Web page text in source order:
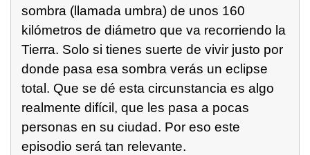
sombra (llamada umbra) de unos 160
kilómetros de diámetro que va recorriendo la
Tierra. Solo si tienes suerte de vivir justo por
donde pasa esa sombra verás un eclipse
total. Que se dé esta circunstancia es algo
realmente difícil, que les pasa a pocas
personas en su ciudad. Por eso este
episodio será tan relevante.